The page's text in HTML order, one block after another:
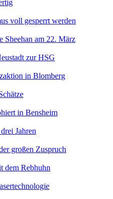
voll gesperrt werden
Sheehan am 22. März
zur HSG
in Blomberg
in Bensheim
Jahren
großen Zuspruch
dem Rebhuhn